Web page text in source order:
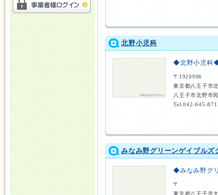
北野小児科
◆北野小児科
〒1920906
東京都八王子市
八王子市北野市
Tel:042-645-
みなみ野グリーンゲイブルズ
◆みなみ野グ
〒
東京都八王子市